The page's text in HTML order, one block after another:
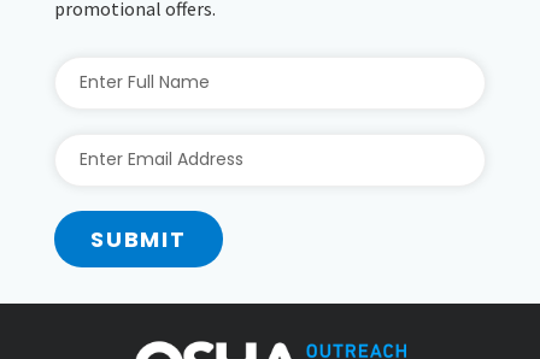
promotional offers.
SUBMIT